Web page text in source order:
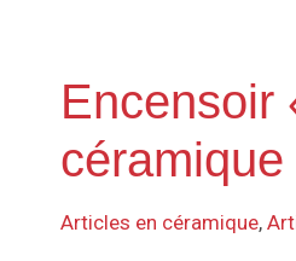
Encensoir
Articles en céramique,
quantité
de
Encensoir